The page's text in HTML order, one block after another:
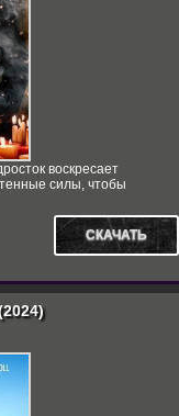
воскресает
силы, чтобы
СКАЧАТЬ